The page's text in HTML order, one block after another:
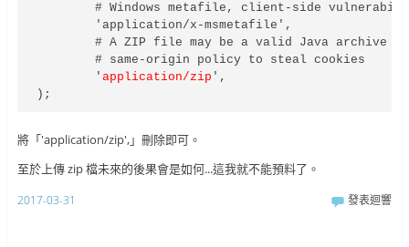
# Windows metafile, client-side vulnerability
'application/x-msmetafile',
# A ZIP file may be a valid Java archive
# same-origin policy to steal cookies
'application/zip ',
);
將「'application/zip',」刪除即可。
至於上傳 zip 檔未來的後果會是如何...這我就不能預料了。
2017-03-31 發表迴響